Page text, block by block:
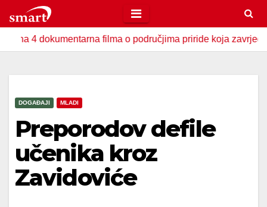
to
content
filma o područjima priride koja zavrjeđuju
DOGAĐAJI MLADI
Preporodov defile
učenika kroz
Zavidoviće